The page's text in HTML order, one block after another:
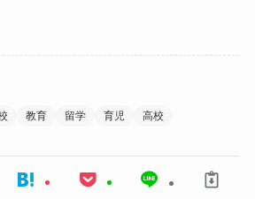
教育 留学 育児 高校